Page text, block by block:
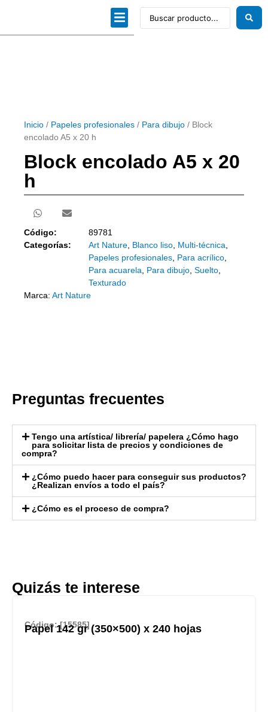
Inicio / Papeles profesionales / Para dibujo / Block
encolado A5 x 20 h
Block encolado A5 x 20
h
Código:
89781
Categorías:
Art Nature Blanco liso Multi-técnica
Papeles profesionales Para acrílico
Para acuarela
Para dibujo Suelto
Texturado
Marca: Art Nature
Preguntas frecuentes
Tengo una artística/ librería/ papelera ¿Cómo hago
para solicitar lista de precios y condiciones de
compra?
¿Cómo puedo hacer para conseguir sus productos?
¿Realizan envíos a todo el país?
¿Cómo es el proceso de compra?
Quizás te interese
Código: [15585]
Papel 142 gr (350×500) x 240 hojas